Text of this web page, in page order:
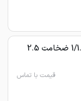
قیمت با تماس